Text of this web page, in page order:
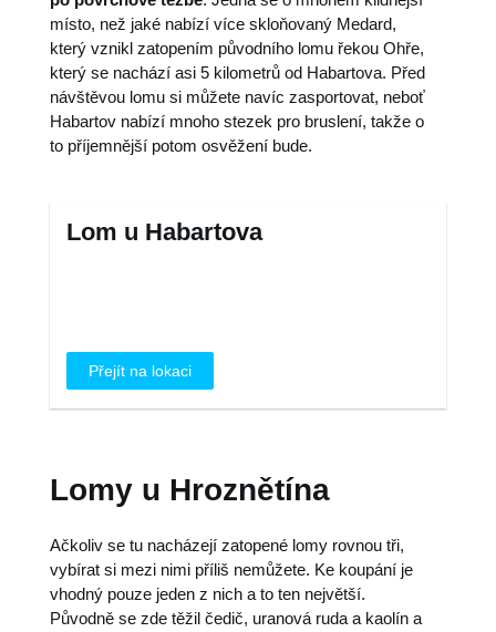
místo, než jaké nabízí více skloňovaný Medard,
který vznikl zatopením původního lomu řekou Ohře,
který se nachází asi 5 kilometrů od Habartova. Před
návštěvou lomu si můžete navíc zasportovat, neboť
Habartov nabízí mnoho stezek pro bruslení, takže o
to příjemnější potom osvěžení bude.
Lom u Habartova
Přejít na lokaci
Lomy u Hroznětína
Ačkoliv se tu nacházejí zatopené lomy rovnou tři,
vybírat si mezi nimi příliš nemůžete. Ke koupání je
vhodný pouze jeden z nich a to ten největší.
Původně se zde těžil čedič, uranová ruda a kaolín a